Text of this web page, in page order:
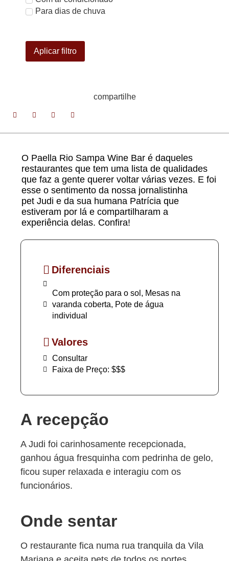
Para dias de chuva
Aplicar filtro
compartilhe
O Paella Rio Sampa Wine Bar é daqueles
restaurantes que tem uma lista de qualidades
que faz a gente querer voltar várias vezes. E foi
esse o sentimento da nossa jornalistinha
pet Judi e da sua humana Patrícia que
estiveram por lá e compartilharam a
experiência delas. Confira!
Diferenciais
Com proteção para o sol, Mesas na
varanda coberta, Pote de água
individual
Valores
Consultar
Faixa de Preço: $$$
A recepção
A Judi foi carinhosamente recepcionada,
ganhou água fresquinha com pedrinha de gelo,
ficou super relaxada e interagiu com os
funcionários.
Onde sentar
O restaurante fica numa rua tranquila da Vila